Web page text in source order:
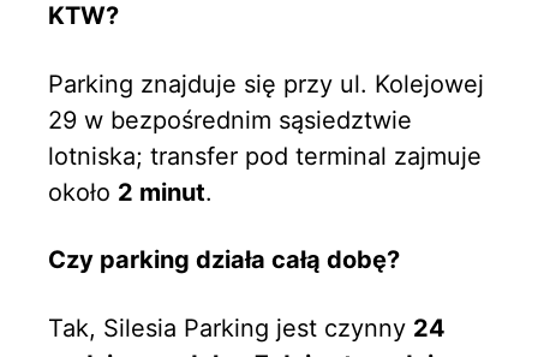
KTW?
Parking znajduje się przy ul. Kolejowej
29 w bezpośrednim sąsiedztwie
lotniska; transfer pod terminal zajmuje
około 2 minut.
Czy parking działa całą dobę?
Tak, Silesia Parking jest czynny 24